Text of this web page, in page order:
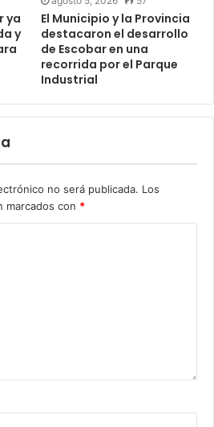
ya
y
El Municipio y la Provincia
destacaron el desarrollo
de Escobar en una
recorrida por el Parque
Industrial
no será publicada. Los
marcados con *